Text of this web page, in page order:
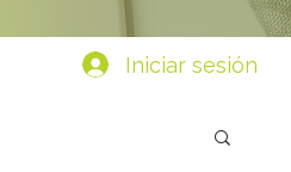
Iniciar sesión